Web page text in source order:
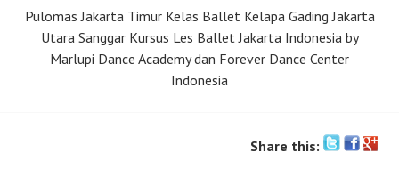
Pulomas Jakarta Timur Kelas Ballet Kelapa Gading Jakarta
Utara Sanggar Kursus Les Ballet Jakarta Indonesia by
Marlupi Dance Academy dan Forever Dance Center
Indonesia
Share this: